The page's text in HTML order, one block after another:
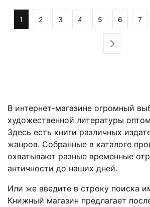
1 2 3 4 5 6 7
В интернет-магазине огромный
художественной литературы
Здесь есть книги различных
жанров. Собранные в каталоге
охватывают разные временные
античности до наших дней.
Или же введите в строку поиска
Книжный магазин предлагает